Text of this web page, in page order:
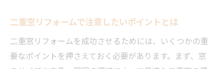
二重窓リフォームで注意したいポイントとは
二重窓リフォームを成功させるためには、いくつかの重
要なポイントを押さえておく必要があります。まず、窓